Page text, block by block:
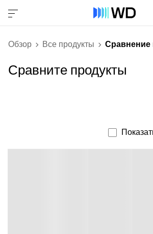
Обзор Все продукты Сравнение
Сравните продукты